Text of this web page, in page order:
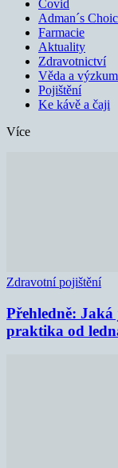
Covid
Adman´s
Farmacie
Aktuality
Zdravotnictví
Věda a výzkum
Pojištění
Ke kávě a čaji
Více
Zdravotní pojištění
Přehledně: Jaká
praktika od